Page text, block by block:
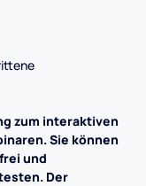
zum interaktiven
Sie können
und
Der